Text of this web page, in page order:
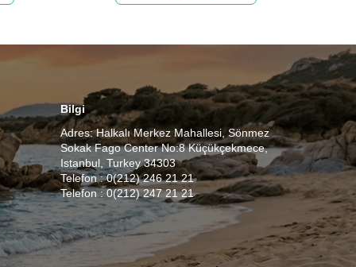
Bilgi
Adres: Halkalı Merkez Mahallesi, Sönmez
Sokak Fago Center No:8 Küçükçekmece,
Istanbul, Turkey 34303
Telefon : 0(212) 246 21 21
Telefon : 0(212) 247 21 21